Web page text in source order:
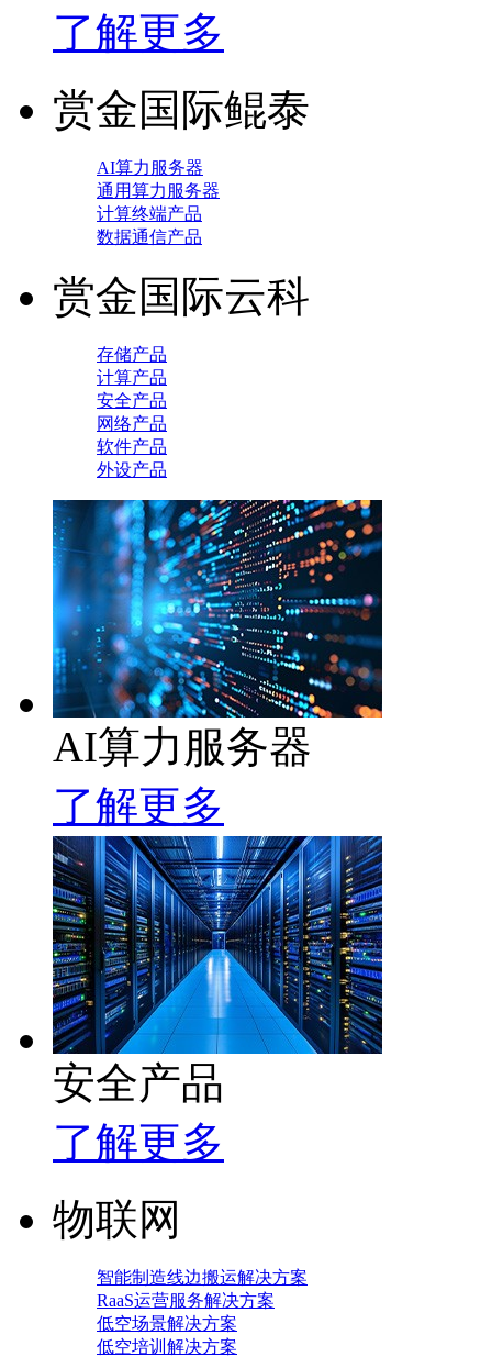
了解更多
赏金国际鲲泰
AI算力服务器
通用算力服务器
计算终端产品
数据通信产品
赏金国际云科
存储产品
计算产品
安全产品
网络产品
软件产品
外设产品
AI算力服务器
了解更多
安全产品
了解更多
物联网
智能制造线边搬运解决方案
RaaS运营服务解决方案
低空场景解决方案
低空培训解决方案